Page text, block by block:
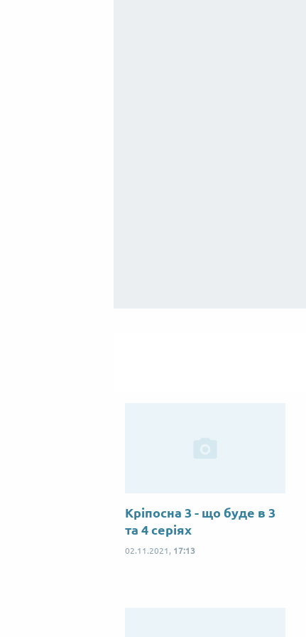
Кріпосна 3 - що буде в 3
та 4 серіях
02.11.2021, 17:13